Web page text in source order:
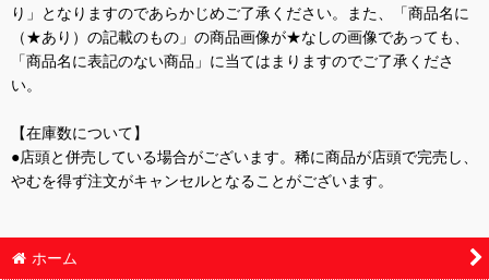
り」となりますのであらかじめご了承ください。また、「商品名に
（★あり）の記載のもの」の商品画像が★なしの画像であっても、
「商品名に表記のない商品」に当てはまりますのでご了承くださ
い。
【在庫数について】
●店頭と併売している場合がございます。稀に商品が店頭で完売し、
やむを得ず注文がキャンセルとなることがございます。
ホーム